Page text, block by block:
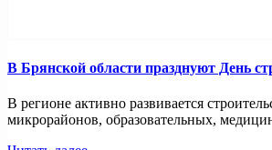
В Брянской области празднуют День
В регионе активно развивается
микрорайонов, образовательных,